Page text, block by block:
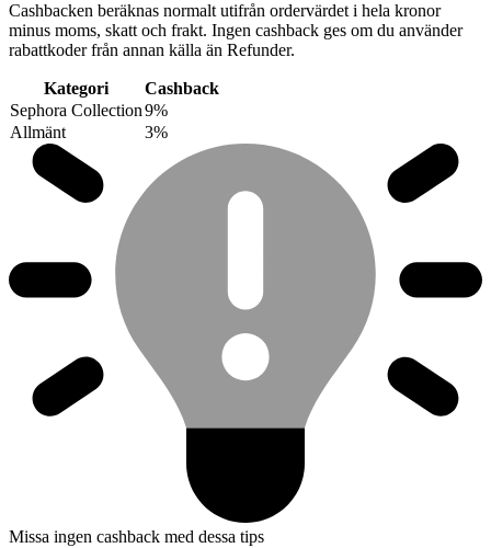
Cashbacken beräknas normalt utifrån ordervärdet i hela kronor
minus moms, skatt och frakt. Ingen cashback ges om du använder
rabattkoder från annan källa än Refunder.
Kategori
Cashback
Sephora Collection9%
Allmänt
3%
Missa ingen cashback med dessa tips